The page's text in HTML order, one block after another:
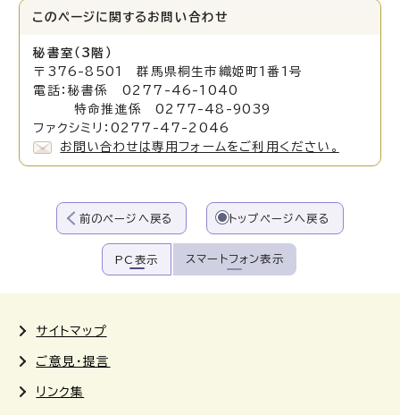
このページに関する お問い合わせ
秘書室（3階）
〒376-8501 群馬県桐生市織姫町1番1号
電話：秘書係 0277-46-1040
特命推進係 0277-48-9039
ファクシミリ：0277-47-2046
お問い合わせは専用フォームをご利用ください。
前のページへ戻る トップページへ戻る
PC表示 スマートフォン表示
サイトマップ
ご意見・提言
リンク集